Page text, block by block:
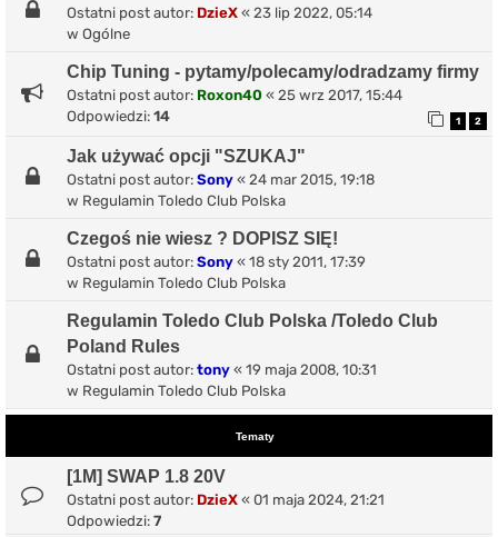
Ostatni post autor: DzieX « 23 lip 2022, 05:14
w Ogólne
Chip Tuning - pytamy/polecamy/odradzamy firmy
Ostatni post autor: Roxon40 « 25 wrz 2017, 15:44
Odpowiedzi: 14 1 2
Jak używać opcji "SZUKAJ"
Ostatni post autor: Sony « 24 mar 2015, 19:18
w Regulamin Toledo Club Polska
Czegoś nie wiesz ? DOPISZ SIĘ!
Ostatni post autor: Sony « 18 sty 2011, 17:39
w Regulamin Toledo Club Polska
Regulamin Toledo Club Polska /Toledo Club
Poland Rules
Ostatni post autor: tony « 19 maja 2008, 10:31
w Regulamin Toledo Club Polska
Tematy
[1M] SWAP 1.8 20V
Ostatni post autor: DzieX « 01 maja 2024, 21:21
Odpowiedzi: 7